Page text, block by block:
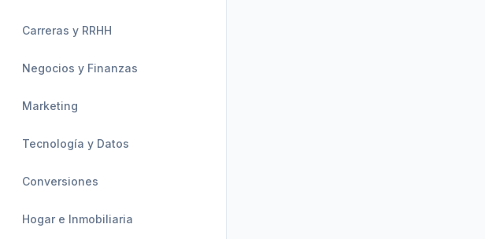
Carreras y RRHH
Negocios y Finanzas
Marketing
Tecnología y Datos
Conversiones
Hogar e Inmobiliaria